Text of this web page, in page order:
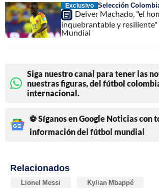
Exclusivo Selección
Deiver Machado, "el
inquebrantable y
Mundial
Siga nuestro canal para tener las
nuestras figuras, del fútbol
internacional.
⚽ Síganos en Google Noticias con
información del fútbol mundial
Relacionados
Lionel Messi Kylian Mbappé